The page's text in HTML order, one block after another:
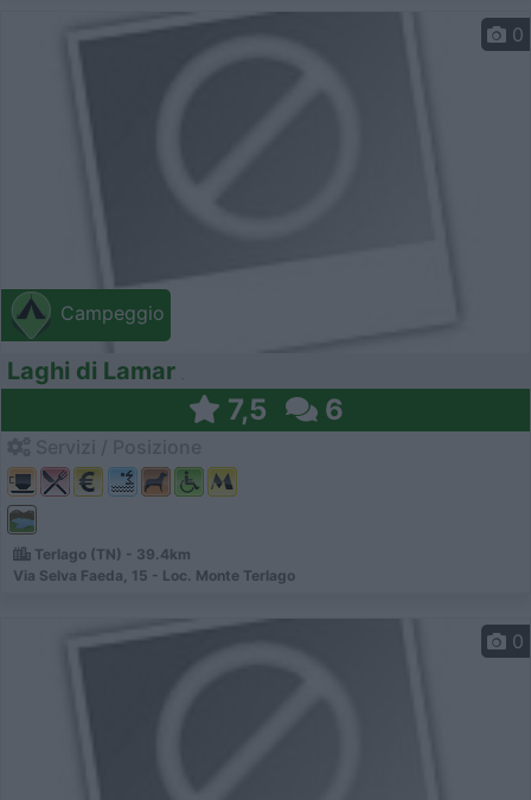
Campeggio
0
Laghi di Lamar
7,5 6
Terlago (TN) - 39.4km
Via Selva Faeda, 15 - Loc. Monte Terlago
0